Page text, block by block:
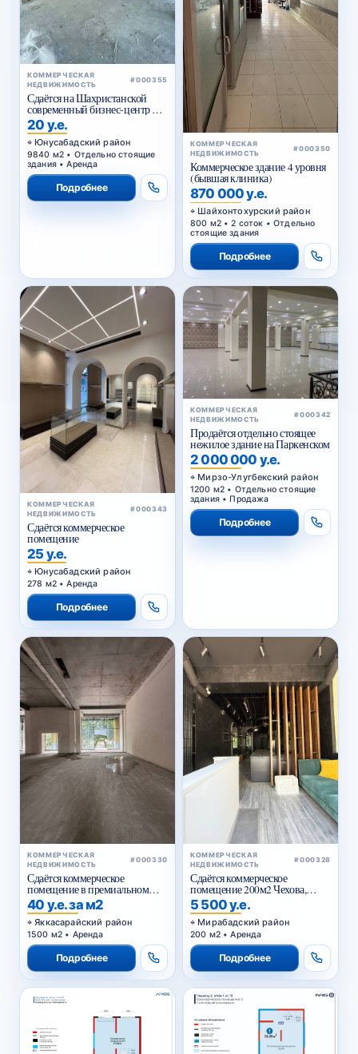
НЕДВИЖИМОСТЬ
Сдаётся на Шахристанской
современный бизнес-центр в
аренду
20 у.е.
Юнусабадский район
9840 м2 • Отдельно стоящие
здания • Аренда
Подробнее
НЕДВИЖИМОСТЬ
Коммерческое здание 4 уровня
(бывшая клиника)
870 000 у.е.
Шайхонтохурский район
800 м2 • 2 соток • Отдельно
стоящие здания
Подробнее
НЕДВИЖИМОСТЬ
Сдаётся коммерческое
помещение
25 у.е.
Юнусабадский район
278 м2 • Аренда
Подробнее
НЕДВИЖИМОСТЬ
Продаётся отдельно стоящее
нежилое здание на Паркенском
2 000 000 у.е.
Мирзо-Улугбекский район
1200 м2 • Отдельно стоящие
здания • Продажа
Подробнее
НЕДВИЖИМОСТЬ
Сдаётся коммерческое
помещение в премиальном
жилом комплексе
40 у.е. за м2
Яккасарайский район
1500 м2 • Аренда
Подробнее
НЕДВИЖИМОСТЬ
Сдаётся коммерческое
помещение 200м2 Чехова,
Тараса Шевченко
5 500 у.е.
Мирабадский район
200 м2 • Аренда
Подробнее